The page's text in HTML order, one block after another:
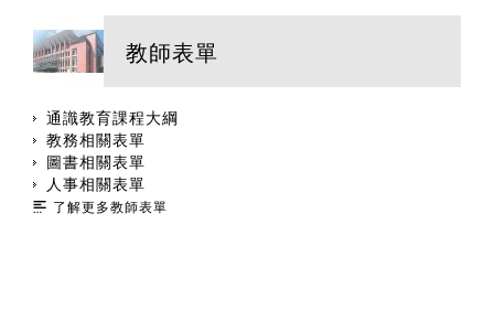
教師表單
通識教育課程大綱
教務相關表單
圖書相關表單
人事相關表單
了解更多教師表單